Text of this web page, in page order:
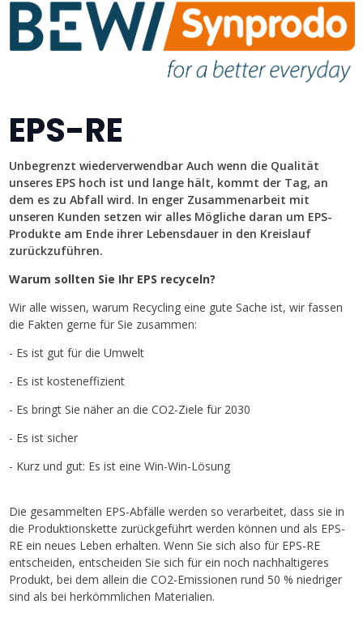
EPS-RE
Unbegrenzt wiederverwendbar Auch wenn die Qualität
unseres EPS hoch ist und lange hält, kommt der Tag, an
dem es zu Abfall wird. In enger Zusammenarbeit mit
unseren Kunden setzen wir alles Mögliche daran um EPS-
Produkte am Ende ihrer Lebensdauer in den Kreislauf
zurückzuführen.
Warum sollten Sie Ihr EPS recyceln?
Wir alle wissen, warum Recycling eine gute Sache ist, wir fassen
die Fakten gerne für Sie zusammen:
- Es ist gut für die Umwelt
- Es ist kosteneffizient
- Es bringt Sie näher an die CO2-Ziele für 2030
- Es ist sicher
- Kurz und gut: Es ist eine Win-Win-Lösung
Die gesammelten EPS-Abfälle werden so verarbeitet, dass sie in
die Produktionskette zurückgeführt werden können und als EPS-
RE ein neues Leben erhalten. Wenn Sie sich also für EPS-RE
entscheiden, entscheiden Sie sich für ein noch nachhaltigeres
Produkt, bei dem allein die CO2-Emissionen rund 50 % niedriger
sind als bei herkömmlichen Materialien.